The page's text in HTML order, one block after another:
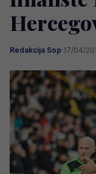
Redakcija Sop·17/04/